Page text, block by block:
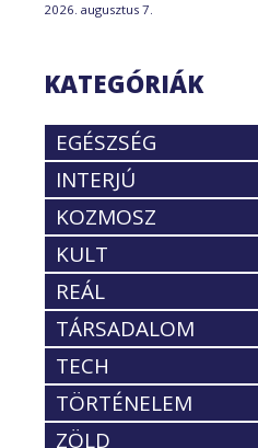
2026. augusztus 7.
KATEGÓRIÁK
EGÉSZSÉG
INTERJÚ
KOZMOSZ
KULT
REÁL
TÁRSADALOM
TECH
TÖRTÉNELEM
ZÖLD